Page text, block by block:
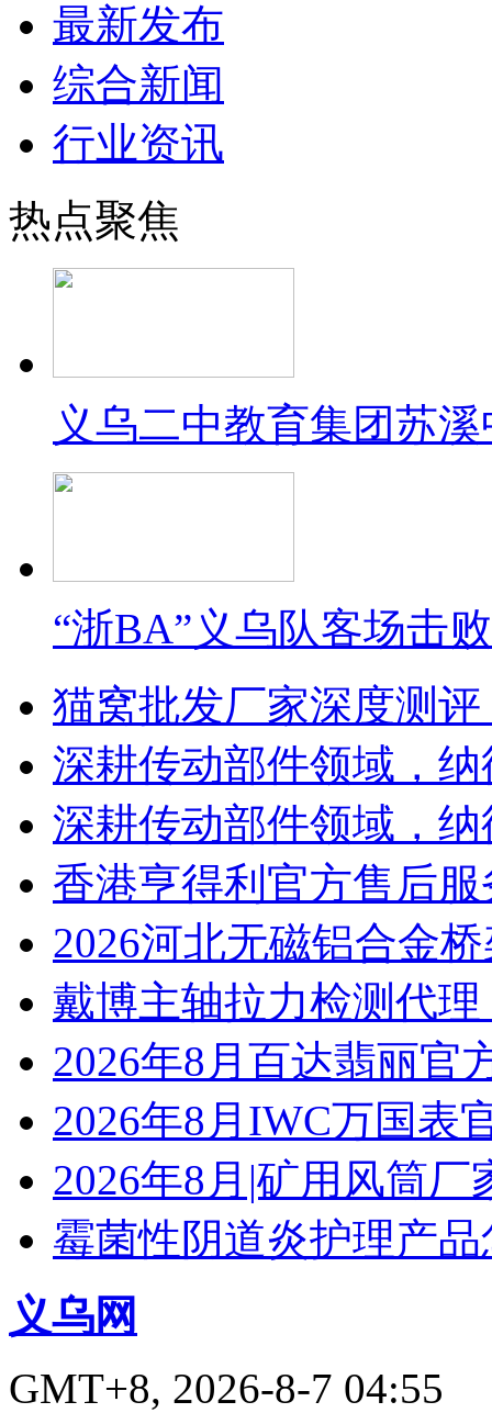
最新发布
综合新闻
行业资讯
热点聚焦
义乌二中教育集团苏
“浙BA”义乌队客场击
猫窝批发厂家深度测
深耕传动部件领域，
深耕传动部件领域，
香港亨得利官方售后
2026河北无磁铝合金
戴博主轴拉力检测代
2026年8月百达翡丽官
2026年8月IWC万国表
2026年8月|矿用风筒厂
霉菌性阴道炎护理产
义乌网
GMT+8, 2026-8-7 04:55